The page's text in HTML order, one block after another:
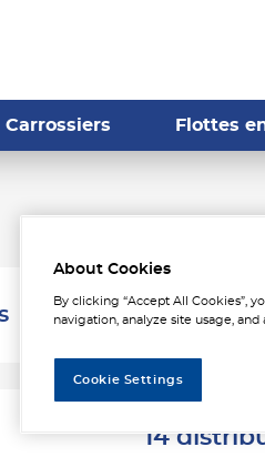
Carrossiers Flottes
Les
14
About Cookies
By clicking “Accept All Cookies”,
navigation, analyze site usage,
Cookie Settings